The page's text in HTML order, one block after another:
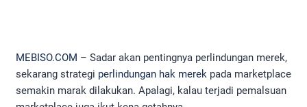
MEBISO.COM – Sadar akan pentingnya perlindungan merek,
sekarang strategi perlindungan hak merek pada marketplace
semakin marak dilakukan. Apalagi, kalau terjadi pemalsuan